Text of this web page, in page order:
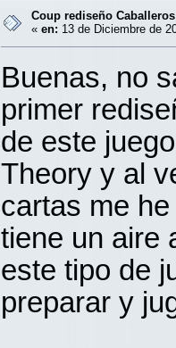
Coup rediseño
« en: 13 de Diciembre de
Buenas, no
primer
de este
Theory y al
cartas me
tiene un aire
este tipo de
preparar y